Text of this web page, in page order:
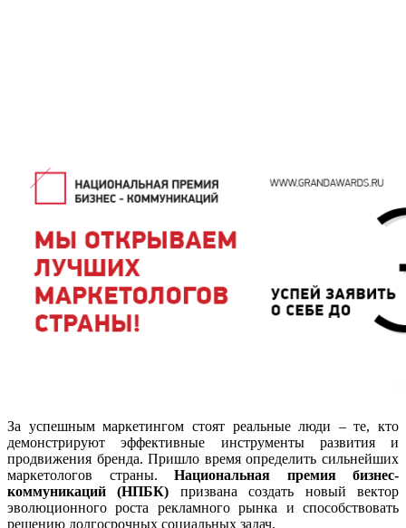
За успешным маркетингом стоят реальные люди – те, кто
демонстрируют эффективные инструменты развития и
продвижения бренда. Пришло время определить сильнейших
маркетологов страны. Национальная премия бизнес-
коммуникаций (НПБК) призвана создать новый вектор
эволюционного роста рекламного рынка и способствовать
решению долгосрочных социальных задач.